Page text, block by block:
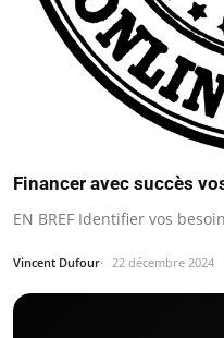
Financer avec succès
EN BREF Identifier vos
Vincent Dufour 22 décembre 2024